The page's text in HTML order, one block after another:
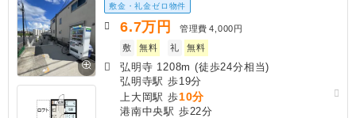
敷金・礼金ゼロ物件
6.7万円 管理費 4,000円
敷
無料 礼 無料
弘明寺 1208m (徒歩24分相当)
弘明寺駅 歩19分
上大岡駅 歩10分
港南中央駅 歩22分